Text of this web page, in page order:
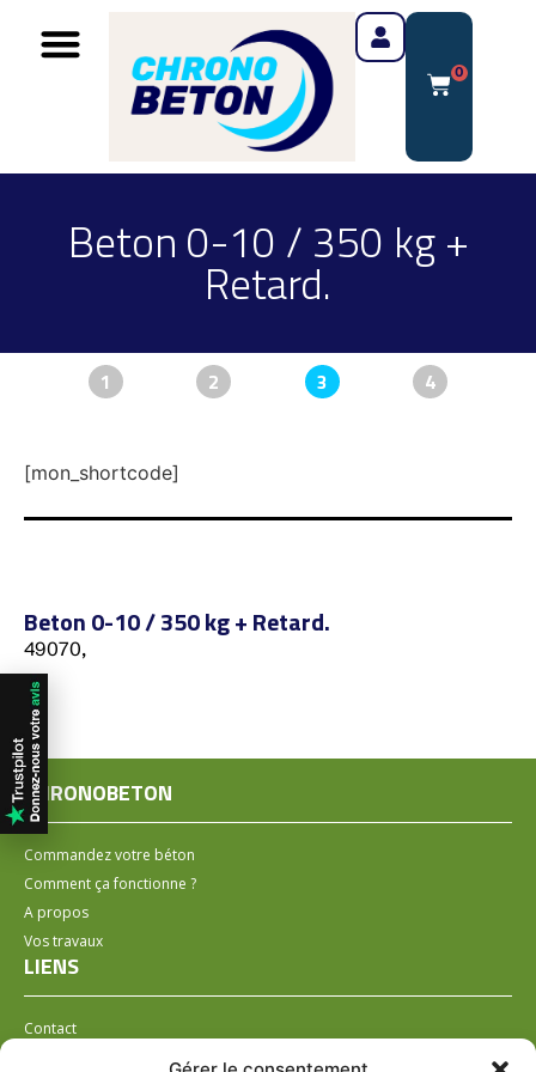
0
Beton 0-10 / 350 kg +
Retard.
1 2 3 4
[mon_shortcode]
Beton 0-10 / 350 kg + Retard.
49070,
CHRONOBETON
Commandez votre béton
Comment ça fonctionne ?
A propos
Vos travaux
LIENS
Contact